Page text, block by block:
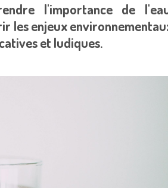
l'importance de
les enjeux
et ludiques.